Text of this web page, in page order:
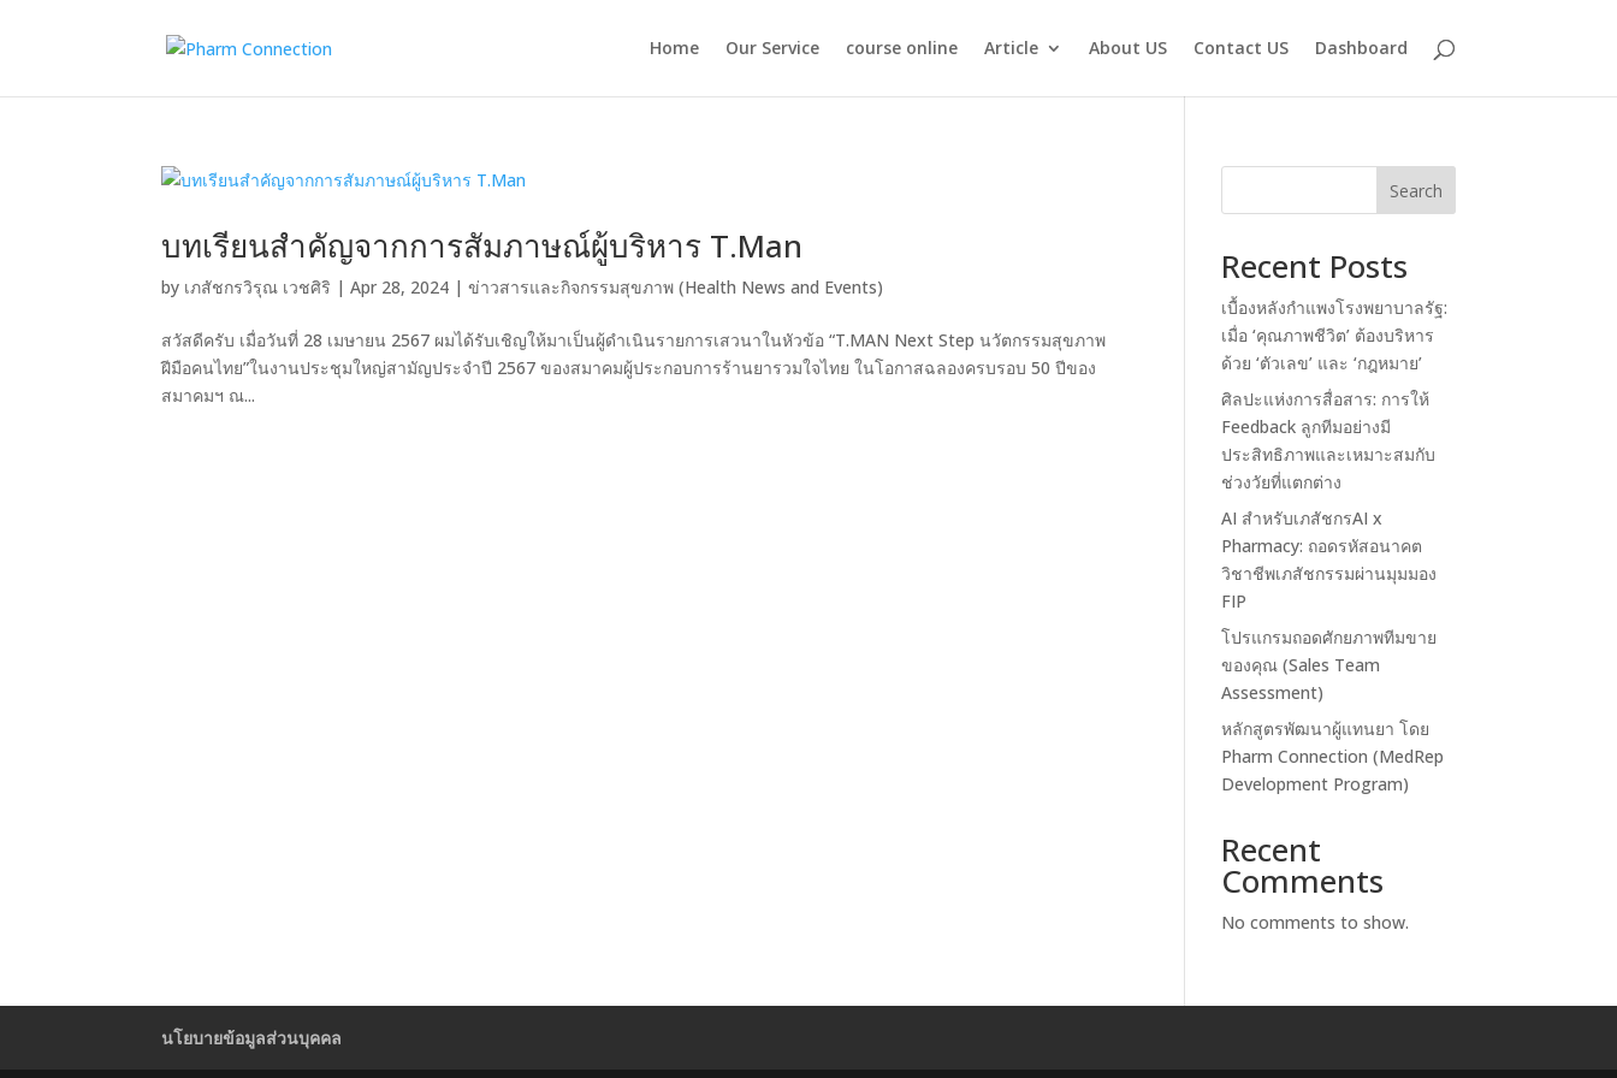
Home Our Service course online Article About US Contact US Dashboard
บทเรียนสำคัญจากการสัมภาษณ์ผู้บริหาร T.Man
by เภสัชกรวิรุณ เวชศิริ |Apr 28, 2024 |ข่าวสารและกิจกรรมสุขภาพ (Health News and Events)
สวัสดีครับ เมื่อวันที่ 28 เมษายน 2567 ผมได้รับเชิญให้มาเป็นผู้ดำเนินรายการเสวนาในหัวข้อ “T.MAN Next Step นวัตกรรมสุขภาพ
ฝีมือคนไทย”ในงานประชุมใหญ่สามัญประจำปี 2567 ของสมาคมผู้ประกอบการร้านยารวมใจไทย ในโอกาสฉลองครบรอบ 50 ปีของ
สมาคมฯ ณ...
Search
Recent Posts
เบื้องหลังกำแพงโรงพยาบาลรัฐ:
เมื่อ ‘คุณภาพชีวิต’ ต้องบริหาร
ด้วย ‘ตัวเลข’ และ ‘กฎหมาย’
ศิลปะแห่งการสื่อสาร: การให้
Feedback ลูกทีมอย่างมี
ประสิทธิภาพและเหมาะสมกับ
ช่วงวัยที่แตกต่าง
AI สำหรับเภสัชกรAI x
Pharmacy: ถอดรหัสอนาคต
วิชาชีพเภสัชกรรมผ่านมุมมอง
FIP
โปรแกรมถอดศักยภาพทีมขาย
ของคุณ (Sales Team
Assessment)
หลักสูตรพัฒนาผู้แทนยา โดย
Pharm Connection (MedRep
Development Program)
Recent
Comments
No comments to show.
นโยบายข้อมูลส่วนบุคคล